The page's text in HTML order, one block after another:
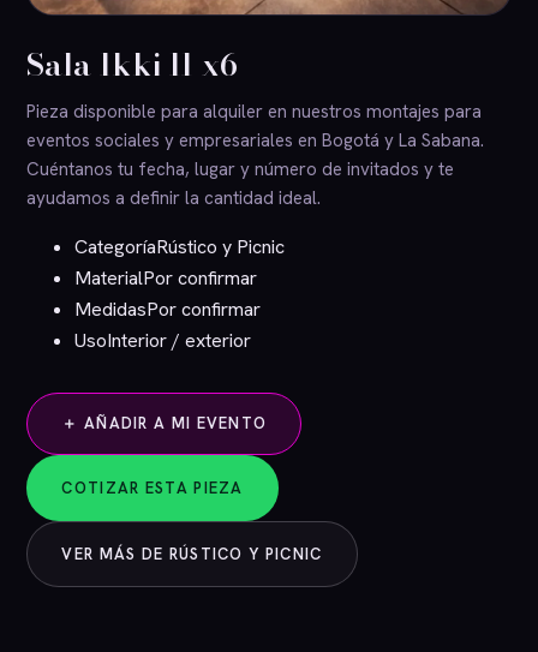
Sala Ikki II x6
Pieza disponible para alquiler en nuestros montajes para
eventos sociales y empresariales en Bogotá y La Sabana.
Cuéntanos tu fecha, lugar y número de invitados y te
ayudamos a definir la cantidad ideal.
CategoríaRústico y Picnic
MaterialPor confirmar
MedidasPor confirmar
UsoInterior / exterior
＋ AÑADIR A MI EVENTO
COTIZAR ESTA PIEZA
VER MÁS DE RÚSTICO Y PICNIC